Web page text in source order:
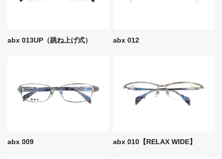
abx 013UP（跳ね上げ式） abx 012
abx 009 abx 010【RELAX WIDE】